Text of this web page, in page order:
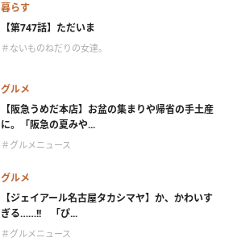
暮らす
【第747話】ただいま
＃ないものねだりの女達。
グルメ
【阪急うめだ本店】お盆の集まりや帰省の手土産
に。「阪急の夏みや...
＃グルメニュース
グルメ
【ジェイアール名古屋タカシマヤ】か、かわいす
ぎる……!! 「ぴ...
＃グルメニュース